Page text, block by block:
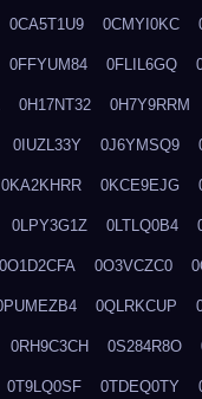
0CA5T1U9 0CMYI0KC
0FFYUM84 0FLIL6GQ
0H17NT32 0H7Y9RRM
0IUZL33Y 0J6YMSQ9
0KA2KHRR 0KCE9EJG
0LPY3G1Z 0LTLQ0B4
0O1D2CFA 0O3VCZC0
0QLRKCUP
0RH9C3CH 0S284R8O
0T9LQ0SF 0TDEQ0TY